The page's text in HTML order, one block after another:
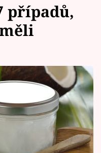
případů,